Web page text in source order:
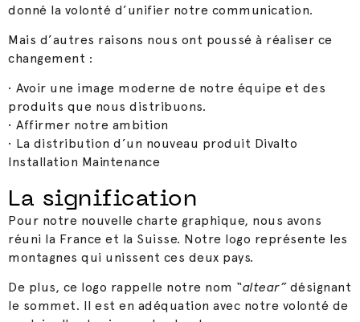
donné la volonté d’unifier notre communication.
Mais d’autres raisons nous ont poussé à réaliser ce
changement :
• Avoir une image moderne de notre équipe et des
produits que nous distribuons.
• Affirmer notre ambition
• La distribution d’un nouveau produit Divalto
Installation Maintenance
La signification
Pour notre nouvelle charte graphique, nous avons
réuni la France et la Suisse. Notre logo représente les
montagnes qui unissent ces deux pays.
De plus, ce logo rappelle notre nom “altear” désignant
le sommet. Il est en adéquation avec notre volonté de